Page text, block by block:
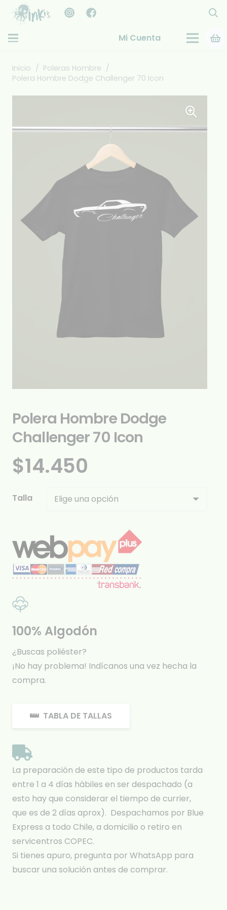
Mi Cuenta
Inicio / Poleras Hombre /
Polera Hombre Dodge Challenger 70 Icon
Polera Hombre Dodge
Challenger 70 Icon
$14.450
Talla
100% Algodón
¿Buscas poliéster?
¡No hay problema! Indícanos una vez hecha la
compra.
TABLA DE TALLAS
La preparación de este tipo de productos tarda
entre 1 a 4 días hábiles en ser despachado (a
esto hay que considerar el tiempo de currier,
que es de 2 días aprox). Despachamos por Blue
Express a todo Chile, a domicilio o retiro en
servicentros COPEC.
Si tienes apuro, pregunta por WhatsApp para
buscar una solución antes de comprar.